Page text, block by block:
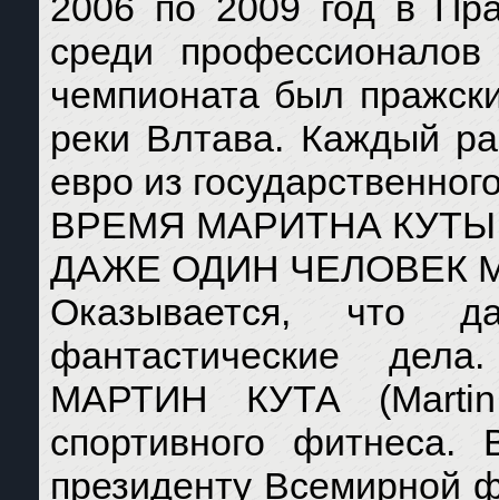
среди
чемпионата был
реки Влтава. Каждый
евро из
ВРЕМЯ МАРИТНА
ДАЖЕ ОДИН ЧЕЛОВЕК
Оказывается, что
фантастические
МАРТИН КУТА (Martin
спортивного
президенту